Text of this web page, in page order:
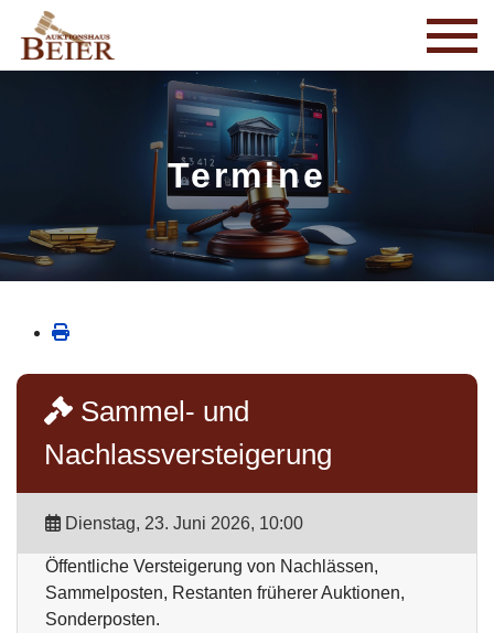
Termine
Sammel- und
Nachlassversteigerung
Dienstag, 23. Juni 2026, 10:00
Öffentliche Versteigerung von Nachlässen,
Sammelposten, Restanten früherer Auktionen,
Sonderposten.